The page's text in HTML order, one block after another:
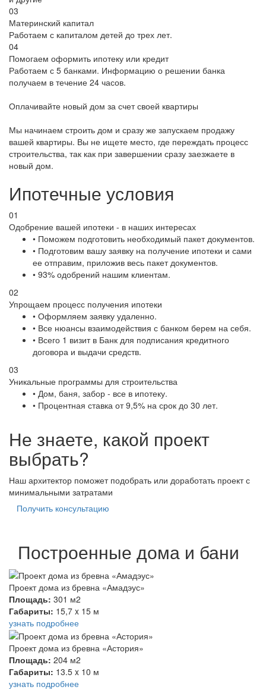
03
Материнский капитал
Работаем с капиталом детей до трех лет.
04
Помогаем оформить ипотеку или кредит
Работаем с 5 банками. Информацию о решении банка
получаем в течение 24 часов.
Оплачивайте новый дом за счет своей квартиры
Мы начинаем строить дом и сразу же запускаем продажу
вашей квартиры. Вы не ищете место, где переждать процесс
строительства, так как при завершении сразу заезжаете в
новый дом.
Ипотечные условия
01
Одобрение вашей ипотеки - в наших интересах
• Поможем подготовить необходимый пакет документов.
• Подготовим вашу заявку на получение ипотеки и сами
ее отправим, приложив весь пакет документов.
• 93% одобрений нашим клиентам.
02
Упрощаем процесс получения ипотеки
• Оформляем заявку удаленно.
• Все нюансы взаимодействия с банком берем на себя.
• Всего 1 визит в Банк для подписания кредитного
договора и выдачи средств.
03
Уникальные программы для строительства
• Дом, баня, забор - все в ипотеку.
• Процентная ставка от 9,5% на срок до 30 лет.
Не знаете, какой проект
выбрать?
Наш архитектор поможет подобрать или доработать проект с
минимальными затратами
Получить консультацию
Построенные дома и бани
Проект дома из бревна «Амадэус»
Площадь: 301 м2
Габариты: 15,7 x 15 м
узнать подробнее
Проект дома из бревна «Астория»
Площадь: 204 м2
Габариты: 13.5 x 10 м
узнать подробнее